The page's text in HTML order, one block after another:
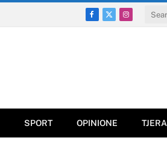
Facebook
X
Instagram
SPORT OPINIONE TJERA